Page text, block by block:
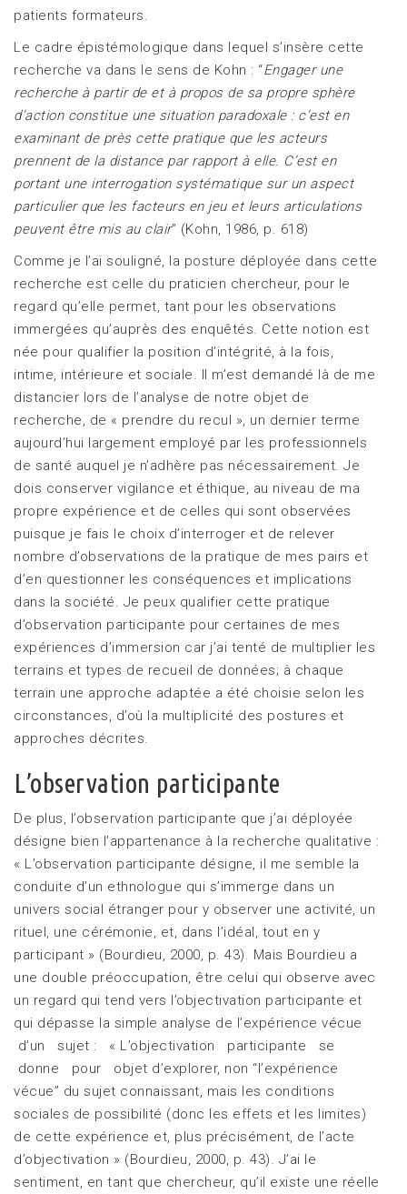
patients formateurs.
Le cadre épistémologique dans lequel s’insère cette
recherche va dans le sens de Kohn : “Engager une
recherche à partir de et à propos de sa propre sphère
d’action constitue une situation paradoxale : c’est en
examinant de près cette pratique que les acteurs
prennent de la distance par rapport à elle. C’est en
portant une interrogation systématique sur un aspect
particulier que les facteurs en jeu et leurs articulations
peuvent être mis au clair” (Kohn, 1986, p. 618)
Comme je l’ai souligné, la posture déployée dans cette
recherche est celle du praticien chercheur, pour le
regard qu’elle permet, tant pour les observations
immergées qu’auprès des enquêtés. Cette notion est
née pour qualifier la position d’intégrité, à la fois,
intime, intérieure et sociale. Il m’est demandé là de me
distancier lors de l’analyse de notre objet de
recherche, de « prendre du recul », un dernier terme
aujourd’hui largement employé par les professionnels
de santé auquel je n’adhère pas nécessairement. Je
dois conserver vigilance et éthique, au niveau de ma
propre expérience et de celles qui sont observées
puisque je fais le choix d’interroger et de relever
nombre d’observations de la pratique de mes pairs et
d’en questionner les conséquences et implications
dans la société. Je peux qualifier cette pratique
d’observation participante pour certaines de mes
expériences d’immersion car j’ai tenté de multiplier les
terrains et types de recueil de données; à chaque
terrain une approche adaptée a été choisie selon les
circonstances, d’où la multiplicité des postures et
approches décrites.
L’observation participante
De plus, l’observation participante que j’ai déployée
désigne bien l’appartenance à la recherche qualitative :
« L’observation participante désigne, il me semble la
conduite d’un ethnologue qui s’immerge dans un
univers social étranger pour y observer une activité, un
rituel, une cérémonie, et, dans l’idéal, tout en y
participant » (Bourdieu, 2000, p. 43). Mais Bourdieu a
une double préoccupation, être celui qui observe avec
un regard qui tend vers l’objectivation participante et
qui dépasse la simple analyse de l’expérience vécue
d’un sujet : « L’objectivation participante se
donne pour objet d’explorer, non “l’expérience
vécue” du sujet connaissant, mais les conditions
sociales de possibilité (donc les effets et les limites)
de cette expérience et, plus précisément, de l’acte
d’objectivation » (Bourdieu, 2000, p. 43). J’ai le
sentiment, en tant que chercheur, qu’il existe une réelle